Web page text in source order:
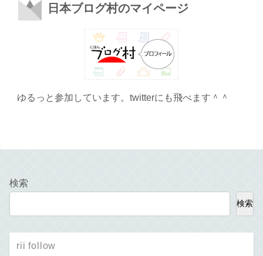
日本ブログ村のマイページ
ゆるっと参加しています。twitterにも飛べます＾＾
検索
検索
rii follow